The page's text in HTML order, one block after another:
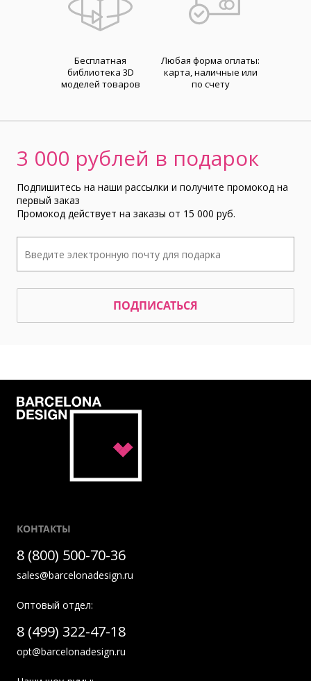
Бесплатная
библиотека 3D
моделей товаров
Любая форма оплаты:
карта, наличные или
по счету
3 000 рублей в подарок
Подпишитесь на наши рассылки и получите промокод на
первый заказ
Промокод действует на заказы от 15 000 руб.
ПОДПИСАТЬСЯ
КОНТАКТЫ
8 (800) 500-70-36
sales@barcelonadesign.ru
Оптовый отдел:
8 (499) 322-47-18
opt@barcelonadesign.ru